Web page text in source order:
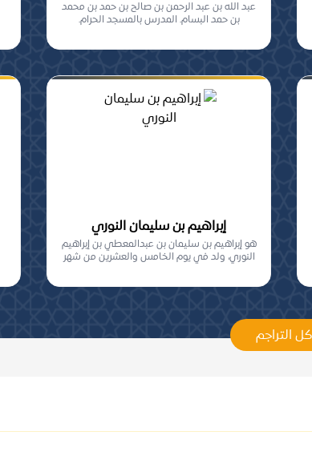
عبد الله بن عبد الرحمن بن صالح بن حمد بن محمد
بن حمد البسام. المدرس بالمسجد الحرام.
إبراهيم بن سليمان النوري
هو إبراهيم بن سليمان بن عبدالمعطي بن إبراهيم
النوري، ولد في يوم الخامس والعشرين من شهر
كل التراجم